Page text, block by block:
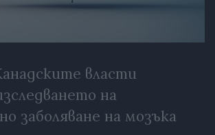
власти
на
заболяване на мозъка